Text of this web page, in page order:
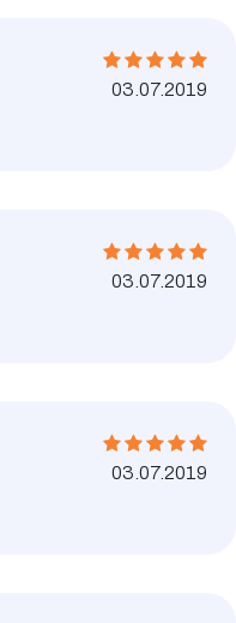
03.07.2019
03.07.2019
03.07.2019